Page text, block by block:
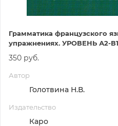
Грамматика французского
упражнениях. УРОВЕНЬ А2-В1
350 руб.
Автор
Голотвина Н.В.
Издательство
Каро